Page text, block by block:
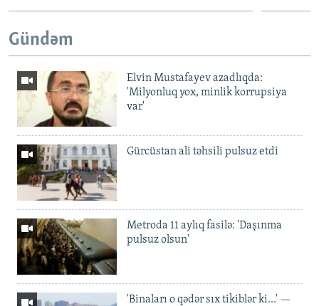
Gündəm
Elvin Mustafayev azadlıqda:
'Milyonluq yox, minlik korrupsiya
var'
Gürcüstan ali təhsili pulsuz etdi
Metroda 11 aylıq fasilə: 'Daşınma
pulsuz olsun'
'Binaları o qədər sıx tikiblər ki...' —